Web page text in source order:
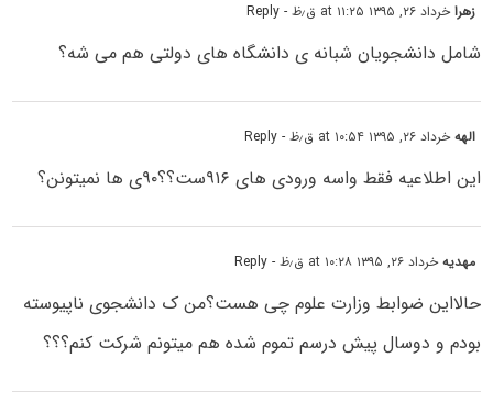
زهراخرداد ۲۶, ۱۳۹۵ at ۱۱:۲۵ ق٫ظ - Reply
شامل دانشجویان شبانه ی دانشگاه های دولتی هم می شه؟
الههخرداد ۲۶, ۱۳۹۵ at ۱۰:۵۴ ق٫ظ - Reply
این اطلاعیه فقط واسه ورودی های ۹۱۶ست؟؟۹۰ی ها نمیتونن؟
مهدیهخرداد ۲۶, ۱۳۹۵ at ۱۰:۲۸ ق٫ظ - Reply
حالااین ضوابط وزارت علوم چی هست؟من ک دانشجوی ناپیوسته
بودم و دوسال پیش درسم تموم شده هم میتونم شرکت کنم؟؟؟